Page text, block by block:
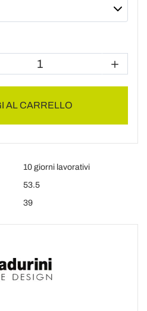
AL CARRELLO
10 giorni lavorativi
53.5
39